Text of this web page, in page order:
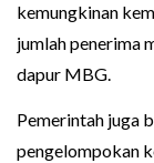
kemungkinan
jumlah penerima
dapur MBG.
Pemerintah juga
pengelompokan